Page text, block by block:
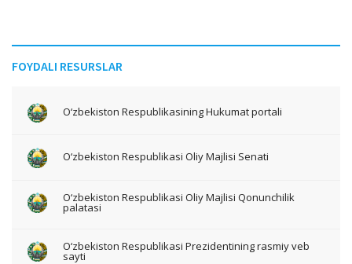
FOYDALI RESURSLAR
O‘zbekiston Respublikasining Hukumat portali
O‘zbekiston Respublikasi Oliy Majlisi Senati
O‘zbekiston Respublikasi Oliy Majlisi Qonunchilik
palatasi
O‘zbekiston Respublikasi Prezidentining rasmiy veb
sayti